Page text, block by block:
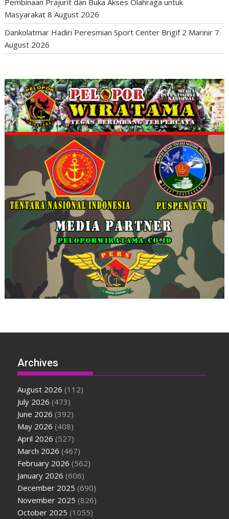
Pembinaan Prajurit dan Buka Akses Olahraga untuk
Masyarakat 8 August 2026
Dankolatmar Hadiri Peresmian Sport Center Brigif 2 Marinir 7
August 2026
Archives
August 2026 (112)
July 2026 (473)
June 2026 (392)
May 2026 (408)
April 2026 (527)
March 2026 (467)
February 2026 (562)
January 2026 (606)
December 2025 (690)
November 2025 (826)
October 2025 (1055)